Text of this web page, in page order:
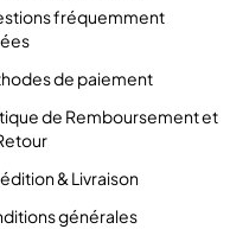
fréquemment
de paiement
de Remboursement et
& Livraison
générales